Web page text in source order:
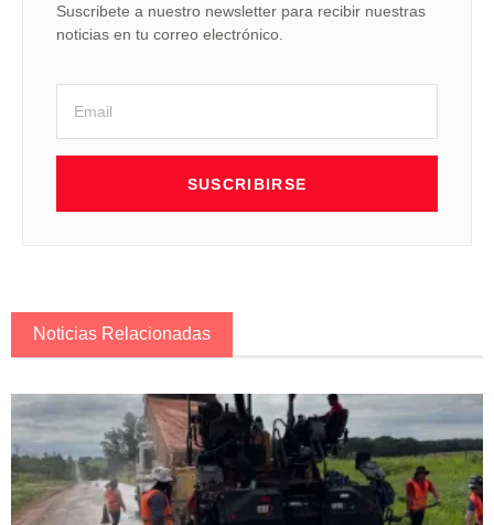
Suscribete a nuestro newsletter para recibir nuestras
noticias en tu correo electrónico.
SUSCRIBIRSE
Noticias Relacionadas